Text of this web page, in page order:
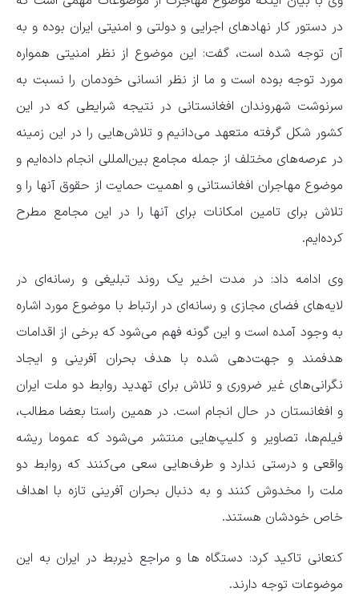
در دستور کار نهادهای اجرایی و دولتی و امنیتی ایران بوده و به
آن توجه شده است، گفت: این موضوع از نظر امنیتی همواره
مورد توجه بوده است و ما از نظر انسانی خودمان را نسبت به
سرنوشت شهروندان افغانستانی در نتیجه شرایطی که در این
کشور شکل گرفته متعهد می‌دانیم و تلاش‌هایی را در این زمینه
در عرصه‌های مختلف از جمله مجامع بین‌المللی انجام داده‌ایم و
موضوع مهاجران افغانستانی و اهمیت حمایت از حقوق آنها را و
تلاش برای تامین امکانات برای آنها را در این مجامع مطرح
کرده‌ایم.
وی ادامه داد: در مدت اخیر یک روند تبلیغی و رسانه‌ای در
لایه‌های فضای مجازی و رسانه‌ای در ارتباط با موضوع مورد اشاره
به وجود آمده است و این گونه فهم می‌شود که برخی از اقدامات
هدفمند و جهت‌دهی شده با هدف بحران آفرینی و ایجاد
نگرانی‌های غیر ضروری و تلاش برای تهدید روابط دو ملت ایران
و افغانستان در حال انجام است. در همین راستا بعضا مطالب،
فیلم‌ها، تصاویر و کلیپ‌هایی منتشر می‌شود که عموما ریشه
واقعی و درستی ندارد و طرف‌هایی سعی می‌کنند که روابط دو
ملت را مخدوش کنند و به دنبال بحران آفرینی تازه با اهداف
خاص خودشان هستند.
کنعانی تاکید کرد: دستگاه ها و مراجع ذیربط در ایران به این
موضوعات توجه دارند.